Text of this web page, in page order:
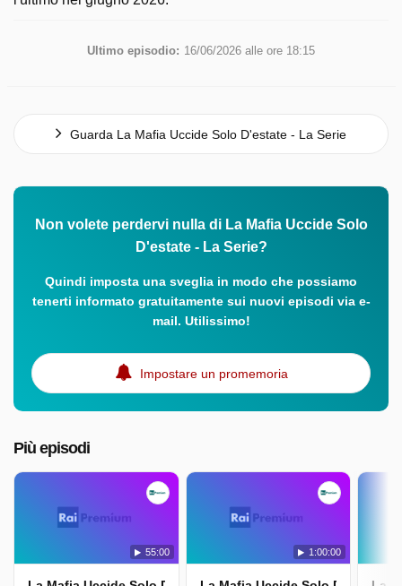
Ultimo episodio: 16/06/2026 alle ore 18:15
Guarda La Mafia Uccide Solo D'estate - La Serie
Non volete perdervi nulla di La Mafia Uccide Solo
D'estate - La Serie?
Quindi imposta una sveglia in modo che possiamo
tenerti informato gratuitamente sui nuovi episodi via e-
mail. Utilissimo!
Impostare un promemoria
Più episodi
55:00 1:00:00